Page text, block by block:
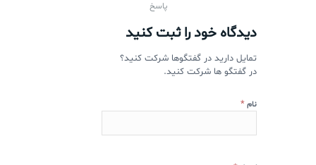
پاسخ
دیدگاه خود را ثبت کنید
تمایل دارید در گفتگوها شرکت کنید؟
در گفتگو ها شرکت کنید.
نام *